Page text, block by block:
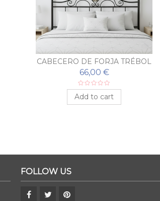
CABECERO DE FORJA TRÉBOL
66,00 €
Add to cart
FOLLOW US